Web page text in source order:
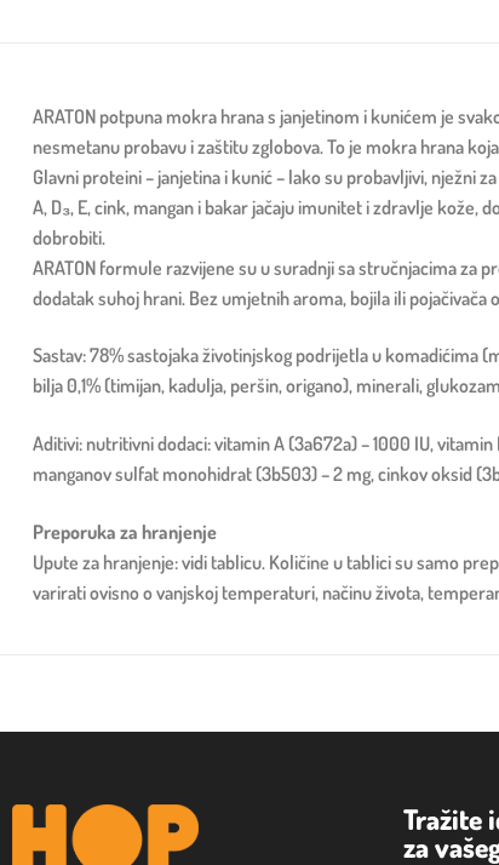
ARATON potpuna mokra hrana s janjetinom i kunićem je
nesmetanu probavu i zaštitu zglobova. To je mokra hrana
Glavni proteini – janjetina i kunić – lako su probavljivi, nježni
A, D₃, E, cink, mangan i bakar jačaju imunitet i zdravlje
dobrobiti.
ARATON formule razvijene su u suradnji sa stručnjacima za
dodatak suhoj hrani. Bez umjetnih aroma, bojila ili pojačivača
Sastav: 78% sastojaka životinjskog podrijetla u komadićima
bilja 0,1% (timijan, kadulja, peršin, origano), minerali,
Aditivi: nutritivni dodaci: vitamin A (3a672a) – 1000 IU,
manganov sulfat monohidrat (3b503) – 2 mg, cinkov oksid
Preporuka za hranjenje
Upute za hranjenje: vidi tablicu. Količine u tablici su samo
varirati ovisno o vanjskoj temperaturi, načinu života,
Tražite
za